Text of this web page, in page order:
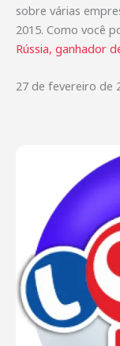
sobre várias
2015. Como você
Rússia, ganhador
27 de fevereiro de